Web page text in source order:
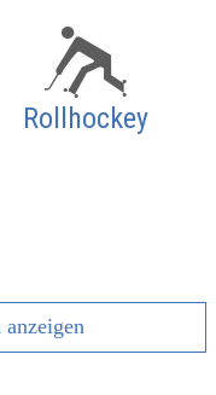
Rollhockey